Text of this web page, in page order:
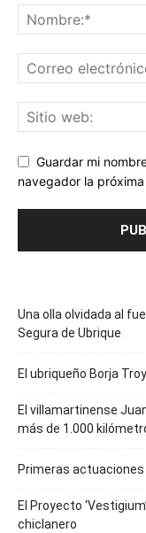
Guardar mi
navegador la
Una olla olvidada al
Segura de Ubrique
El ubriqueño Borja
El villamartinense
más de 1.000
Primeras
El Proyecto
chiclanero